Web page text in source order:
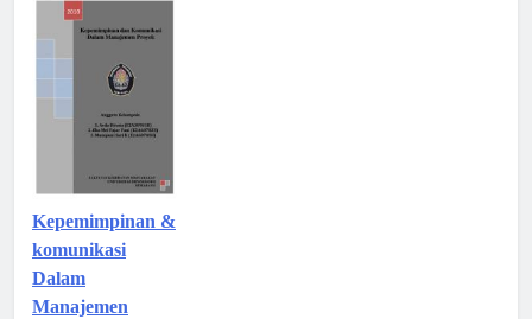
Kepemimpinan &
komunikasi
Dalam
Manajemen